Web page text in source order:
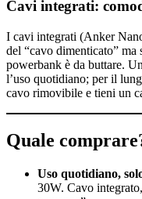
Cavi integrati:
I cavi integrati (Anker
del “cavo dimenticato”
powerbank è da buttare.
l’uso quotidiano; per il
cavo rimovibile e tieni un
Quale
Uso quotidiano,
30W. Cavo